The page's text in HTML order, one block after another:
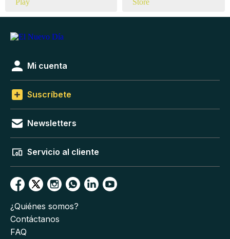
Mi cuenta
Suscríbete
Newsletters
Servicio al cliente
¿Quiénes somos?
Contáctanos
FAQ